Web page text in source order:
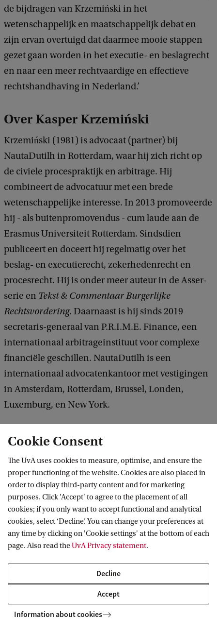
de bijdragen van Krzemiński in het
wetenschappelijk en maatschappelijk debat en
zijn ervan overtuigd dat daarmee mooie stappen
gezet gaan worden in het executie- en beslagrecht
en naar een meer rechtvaardige en effectieve
rechtshandhaving in Nederland.’
Over Kasper Krzemiński
Krzemiński (1981) is advocaat (partner) bij
NautaDutilh in Rotterdam, waar hij zich richt op
de civiele procespraktijk en arbitrage. Hij
combineert de advocatuur met een brede
wetenschappelijke interesse. In 2013 promoveerde
hij - als buitenpromovendus - cum laude aan de
Erasmus Universiteit Rotterdam. Sindsdien
publiceert en doceert hij regelmatig over het
beslag- en executierecht, zekerhedenrecht en
procesrecht. Hij is onder meer auteur in de Asser-
serie en Tekst & Commentaar Burgerlijke
Rechtsvordering. Daarnaast is hij sinds 2019
secretaris-generaal van P.R.I.M.E. Finance, een
internationaal arbitrageinstituut voor complexe
financiële geschillen. NautaDutilh is een
internationaal advocatenkantoor met vestigingen
in Amsterdam, Rotterdam, Brussel, Londen,
Luxemburg, en New York.
Information for
Prospective Bachelor's students
Prospective Master's students
Journalists
Employers
Go to
Library
Donate
Contact
The UvA and social media
Cookie Consent
The UvA uses cookies to measure, optimise, and ensure the
proper functioning of the website. Cookies are also placed in
order to display third-party content and for marketing
purposes. Click 'Accept' to agree to the placement of all
cookies; if you only want to accept functional and analytical
cookies, select ‘Decline’. You can change your preferences at
any time by clicking on 'Cookie settings' at the bottom of each
page. Also read theUvA Privacy statement.
Decline
Accept
Information about cookies